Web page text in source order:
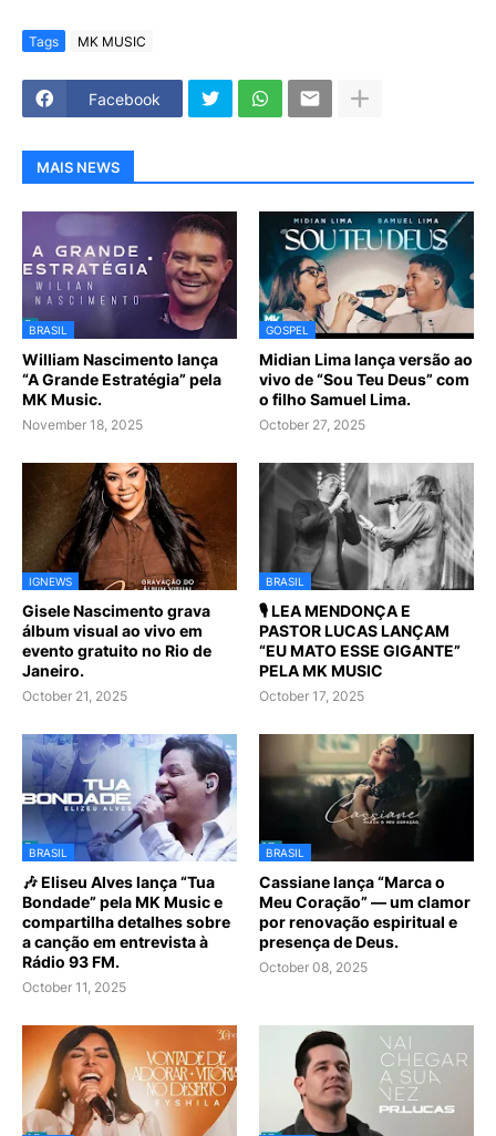
Tags MK MUSIC
Facebook
MAIS NEWS
BRASIL
William Nascimento lança
“A Grande Estratégia” pela
MK Music.
November 18, 2025
GOSPEL
Midian Lima lança versão ao
vivo de “Sou Teu Deus” com
o filho Samuel Lima.
October 27, 2025
IGNEWS
Gisele Nascimento grava
álbum visual ao vivo em
evento gratuito no Rio de
Janeiro.
October 21, 2025
BRASIL
🎙️ LEA MENDONÇA E
PASTOR LUCAS LANÇAM
“EU MATO ESSE GIGANTE”
PELA MK MUSIC
October 17, 2025
BRASIL
🎶 Eliseu Alves lança “Tua
Bondade” pela MK Music e
compartilha detalhes sobre
a canção em entrevista à
Rádio 93 FM.
October 11, 2025
BRASIL
Cassiane lança “Marca o
Meu Coração” — um clamor
por renovação espiritual e
presença de Deus.
October 08, 2025